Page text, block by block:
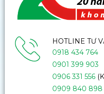
HOTLINE TƯ
0918 434 764
0901 399 903
0906 331 556
0909 840 898